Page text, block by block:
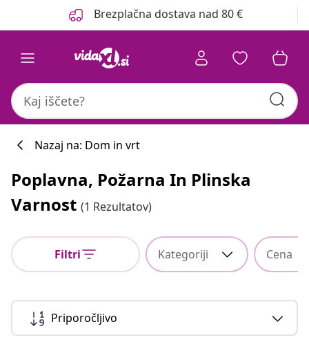
Brezplačna dostava nad 80 €
Nazaj na: Dom in vrt
Poplavna, Požarna In Plinska
Varnost (1 Rezultatov)
Filtri Kategoriji Cena
Priporočljivo